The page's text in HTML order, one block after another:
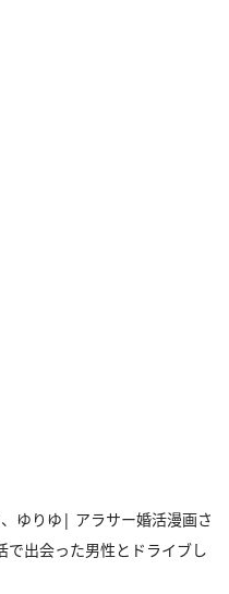
ゆりゆ| アラサー婚活漫画さ
出会った男性とドライブし